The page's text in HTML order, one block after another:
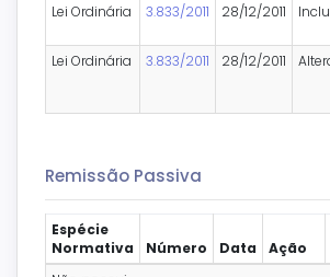
Lei Ordinária
3.833/2011 28/12/2011
Lei Ordinária
3.833/2011 28/12/2011
Remissão Passiva
Espécie
Normativa
Número Data Ação